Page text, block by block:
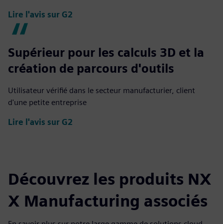
Lire l'avis sur G2
Supérieur pour les calculs 3D et la
création de parcours d'outils
Utilisateur vérifié dans le secteur manufacturier, client
d'une petite entreprise
Lire l'avis sur G2
Découvrez les produits NX
X Manufacturing associés